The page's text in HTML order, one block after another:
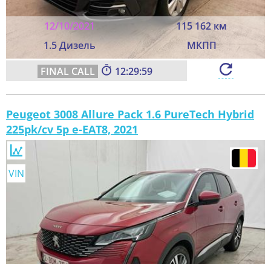
12/10/2021
115 162 км
1.5 Дизель
МКПП
12:29:57
Peugeot 3008 Allure Pack 1.6 PureTech Hybrid
225pk/cv 5p e-EAT8, 2021
VIN